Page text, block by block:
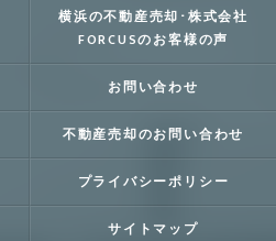
横浜の不動産売却･株式会社
FORCUSのお客様の声
お問い合わせ
不動産売却のお問い合わせ
プライバシーポリシー
サイトマップ